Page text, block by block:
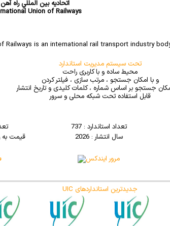
اتحاديه بين المللي راه آهن
Union of Railways
Railways is an international rail transport industry
تحت سیستم مدیریت استاندارد
محیط ساده و با کاربری راحت
و با امکان جستجو ، مرتب سازی ، فیلتر کردن
جستجو بر اساس شماره ، کلمات کلیدی و تاریخ انتشار
قابل استفاده تحت شبکه محلی و سرور
تعداد استاندارد : 737
قیمت به ریال :
سال انتشار : 2026
UIC جدیدترین استانداردهای